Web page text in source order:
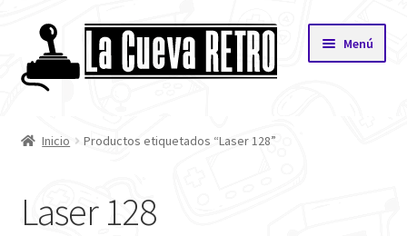
Saltar
navegación
contenido
Menú
Mi cuenta
Inicio Productos etiquetados “Laser 128”
Laser 128